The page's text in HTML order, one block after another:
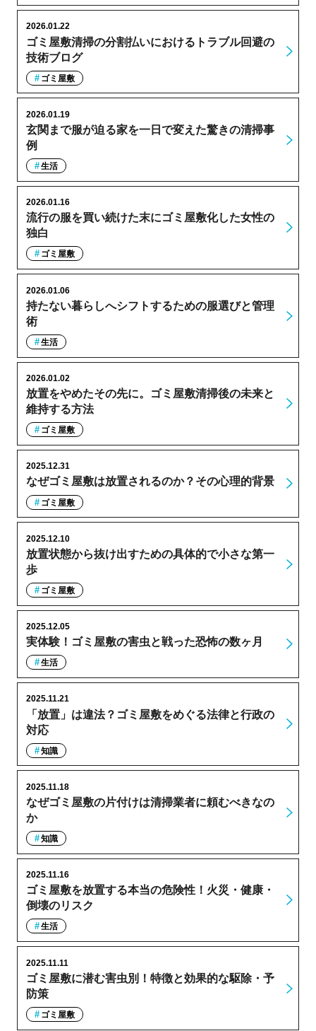
ゴミ屋敷清掃の分割払いにおけるトラブル回避の
技術ブログ
2026.01.22
ゴミ屋敷
玄関まで服が迫る家を一日で変えた驚きの清掃事
例
2026.01.19
生活
流行の服を買い続けた末にゴミ屋敷化した女性の
独白
2026.01.16
ゴミ屋敷
持たない暮らしへシフトするための服選びと管理
術
2026.01.06
生活
放置をやめたその先に。ゴミ屋敷清掃後の未来と
維持する方法
2026.01.02
ゴミ屋敷
なぜゴミ屋敷は放置されるのか？その心理的背景
2025.12.31
ゴミ屋敷
放置状態から抜け出すための具体的で小さな第一
歩
2025.12.10
ゴミ屋敷
実体験！ゴミ屋敷の害虫と戦った恐怖の数ヶ月
2025.12.05
生活
「放置」は違法？ゴミ屋敷をめぐる法律と行政の
対応
2025.11.21
知識
なぜゴミ屋敷の片付けは清掃業者に頼むべきなの
か
2025.11.18
知識
ゴミ屋敷を放置する本当の危険性！火災・健康・
倒壊のリスク
2025.11.16
生活
ゴミ屋敷に潜む害虫別！特徴と効果的な駆除・予
防策
2025.11.11
ゴミ屋敷